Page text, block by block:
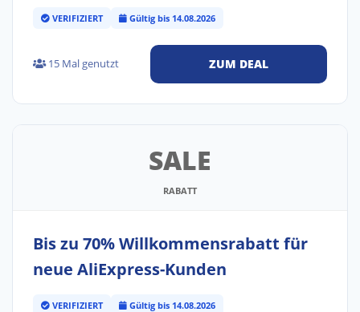
VERIFIZIERT Gültig bis 14.08.2026
15 Mal genutzt ZUM DEAL
SALE
RABATT
Bis zu 70% Willkommensrabatt für
neue AliExpress-Kunden
VERIFIZIERT Gültig bis 14.08.2026